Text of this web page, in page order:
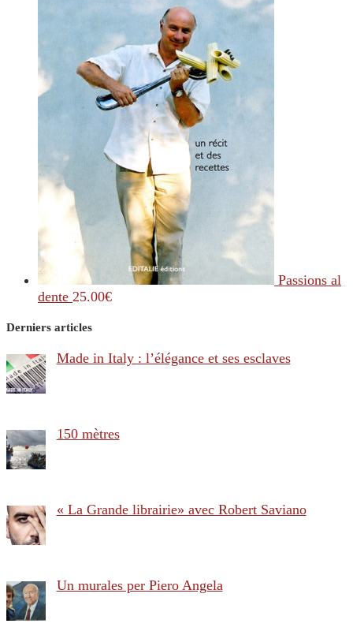
Passions al
dente 25.00€
Derniers articles
Made in Italy : l’élégance et ses esclaves
150 mètres
« La Grande librairie» avec Robert Saviano
Un murales per Piero Angela